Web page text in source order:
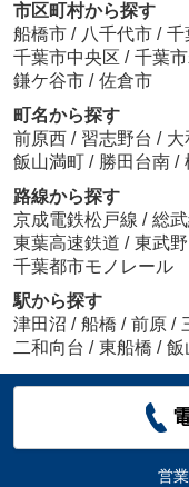
市区町村から探す
船橋市 / 八千代市 / 千
千葉市中央区 / 千葉
鎌ケ谷市 / 佐倉市
町名から探す
前原西 / 習志野台 / 大
飯山満町 / 勝田台南 /
路線から探す
京成電鉄松戸線 / 総
東葉高速鉄道 / 東武
千葉都市モノレール
駅から探す
津田沼 / 船橋 / 前原 /
二和向台 / 東船橋 / 飯
営